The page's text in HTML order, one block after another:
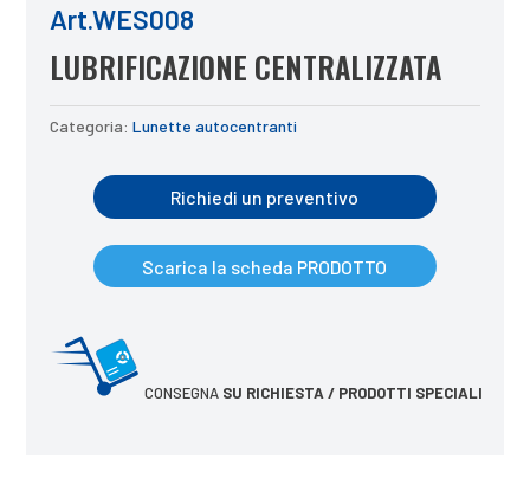
Art.WES008
LUBRIFICAZIONE CENTRALIZZATA
Categoria:Lunette autocentranti
Richiedi un preventivo
Scarica la scheda PRODOTTO
CONSEGNA SU RICHIESTA / PRODOTTI SPECIALI